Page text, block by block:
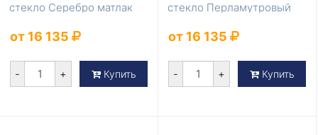
стекло Серебро матлак
от 16 135
- + Купить
стекло Перламутровый
от 16 135
- + Купить